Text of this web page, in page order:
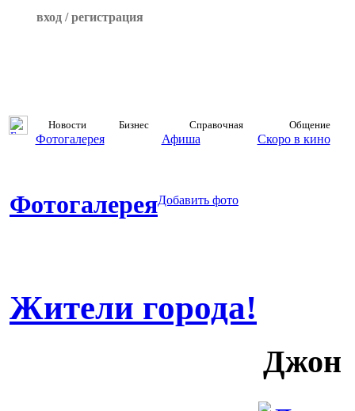
вход / регистрация
Новости Бизнес Справочная Общение
Фотогалерея Афиша Скоро в кино
ФотогалереяДобавить фото
Жители города!
Джон